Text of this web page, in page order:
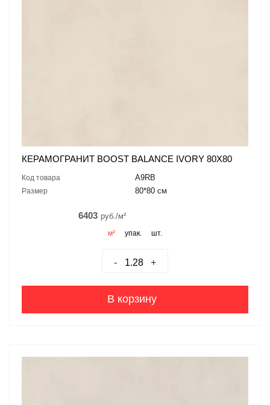
КЕРАМОГРАНИТ BOOST BALANCE IVORY 80X80
Код товара A9RB
Размер 80*80 см
6403 руб./м²
м² упак. шт.
- +
В корзину